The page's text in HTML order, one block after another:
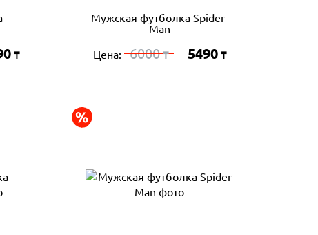
₸
Мужская футболка Spider-
Man
Цена: 6000₸ 5490 ₸